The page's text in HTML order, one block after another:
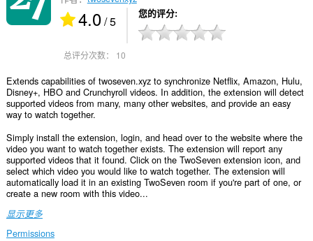
4.0/ 5 您的评分
总评分次数： 10
Extends capabilities of twoseven.xyz to synchronize Netflix, Amazon, Hulu,
Disney+, HBO and Crunchyroll videos. In addition, the extension will detect
supported videos from many, many other websites, and provide an easy
way to watch together.
Simply install the extension, login, and head over to the website where the
video you want to watch together exists. The extension will report any
supported videos that it found. Click on the TwoSeven extension icon, and
select which video you would like to watch together. The extension will
automatically load it in an existing TwoSeven room if you're part of one, or
create a new room with this video...
显示更多
Permissions